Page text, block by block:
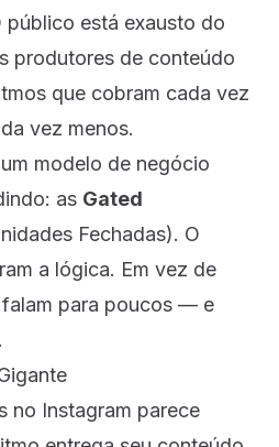
público está exausto do
produtores de conteúdo
que cobram cada vez
vez menos.
modelo de negócio
as Gated
Fechadas). O
a lógica. Em vez de
para poucos — e
no Instagram parece